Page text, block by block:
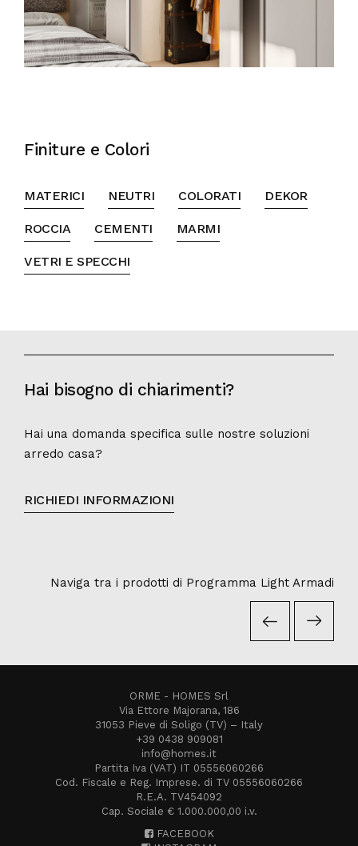
Finiture e Colori
MATERICI NEUTRI COLORATI DEKOR
ROCCIA CEMENTI MARMI
VETRI E SPECCHI
Hai bisogno di chiarimenti?
Hai una domanda specifica sulle nostre soluzioni
arredo casa?
RICHIEDI INFORMAZIONI
Naviga tra i prodotti di Programma Light Armadi
ORME - HOMES Srl
Via Ettore Majorana, 186
31053 Pieve di Soligo (TV) – Italy
+39 0438 909081
info@homes.it
Partita Iva (VAT) IT 05556060266
Cod. Fiscale e Reg. Imprese. di TV 05556060266
R.E.A. TV454092
Cap. Sociale € 1.000.000,00 i.v.
FACEBOOK